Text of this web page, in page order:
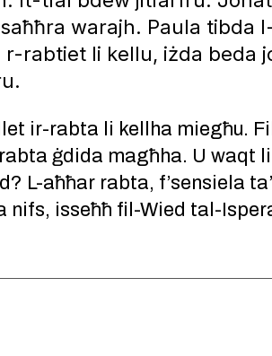
warajh. Paula tibda
rabtiet li kellu, iżda beda
ir-rabta li kellha miegħu.
ġdida magħha. U waqt
L-aħħar rabta, f’sensiela
nifs, isseħħ fil-Wied tal-